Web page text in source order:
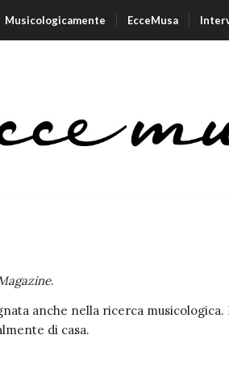
Musicologicamente EcceMusa
.
anche nella ricerca
di casa.